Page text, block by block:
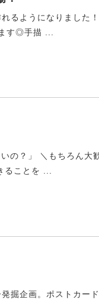
るようになりました
す◎手描 ...
の？」 ＼もちろん大
ことを ...
掘企画。ポストカード